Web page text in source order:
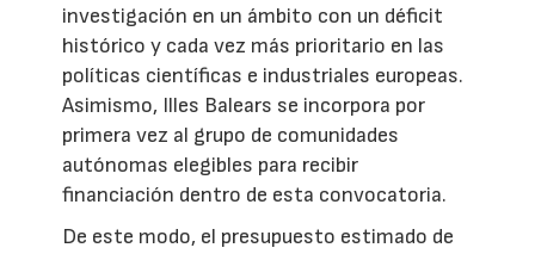
investigación en un ámbito con un déficit
histórico y cada vez más prioritario en las
políticas científicas e industriales europeas.
Asimismo, Illes Balears se incorpora por
primera vez al grupo de comunidades
autónomas elegibles para recibir
financiación dentro de esta convocatoria.
De este modo, el presupuesto estimado de